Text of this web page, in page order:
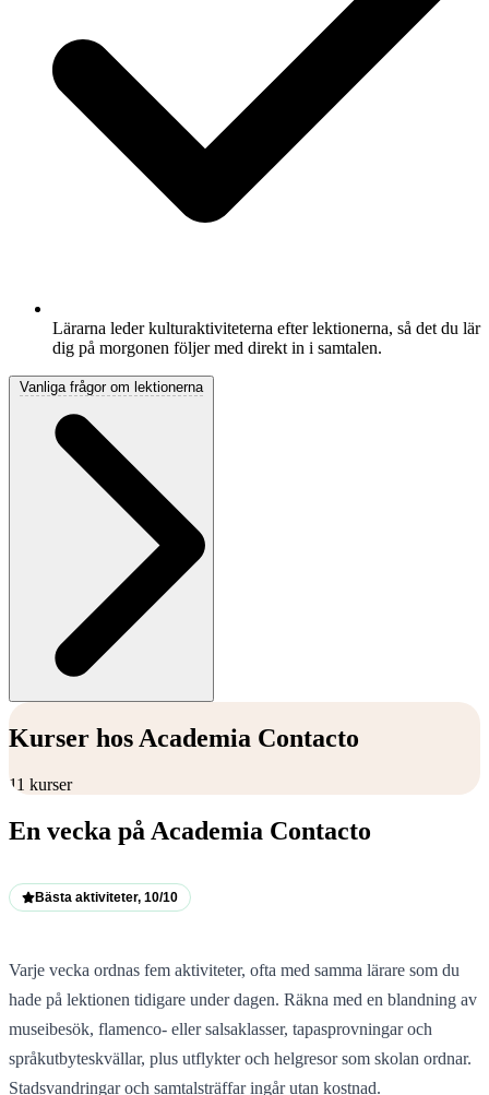
Lärarna leder kulturaktiviteterna efter lektionerna, så det du lär
dig på morgonen följer med direkt in i samtalen.
Vanliga frågor om lektionerna
Kurser hos Academia Contacto
11 kurser
En vecka på Academia Contacto
Bästa aktiviteter, 10/10
Varje vecka ordnas fem aktiviteter, ofta med samma lärare som du
hade på lektionen tidigare under dagen. Räkna med en blandning av
museibesök, flamenco- eller salsaklasser, tapasprovningar och
språkutbyteskvällar, plus utflykter och helgresor som skolan ordnar.
Stadsvandringar och samtalsträffar ingår utan kostnad.